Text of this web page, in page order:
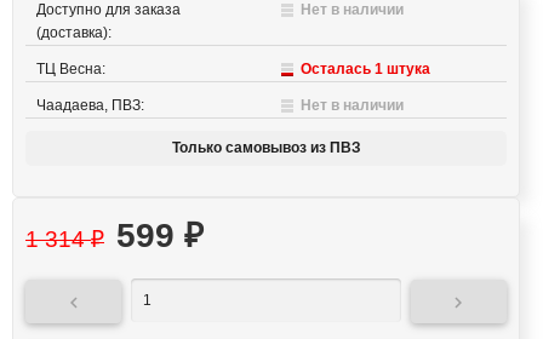
Доступно для заказа
(доставка):
Нет в наличии
ТЦ Весна: Осталась 1 штука
Чаадаева, ПВЗ: Нет в наличии
Только самовывоз из ПВЗ
1 314₽ 599 ₽
 